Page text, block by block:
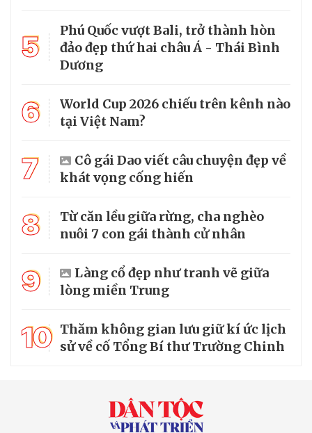
5
Phú Quốc vượt Bali, trở thành hòn
đảo đẹp thứ hai châu Á - Thái Bình
Dương
6
World Cup 2026 chiếu trên kênh nào
tại Việt Nam?
7
Cô gái Dao viết câu chuyện đẹp về
khát vọng cống hiến
8
Từ căn lều giữa rừng, cha nghèo
nuôi 7 con gái thành cử nhân
9
Làng cổ đẹp như tranh vẽ giữa
lòng miền Trung
10 Thăm không gian lưu giữ kí ức lịch
sử về cố Tổng Bí thư Trường Chinh